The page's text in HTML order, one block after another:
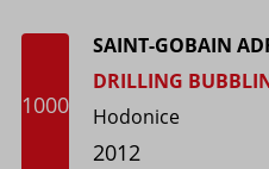
1000
SAINT-GOBAIN
DRILLING
Hodonice
2012